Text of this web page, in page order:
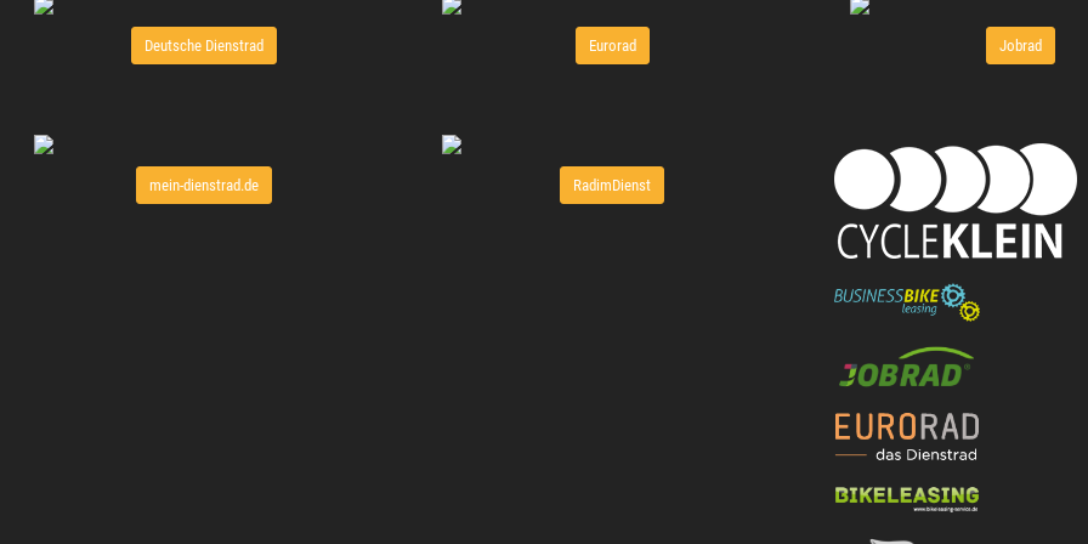
Deutsche Dienstrad Eurorad Jobrad
mein-dienstrad.de RadimDienst